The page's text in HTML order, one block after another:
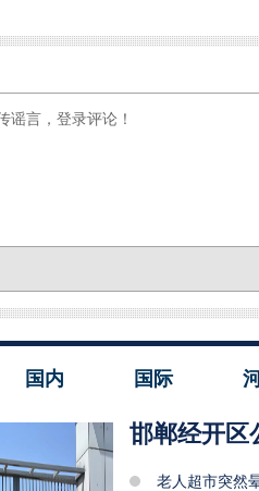
国内 国际
邯郸经开区
老人超市突然